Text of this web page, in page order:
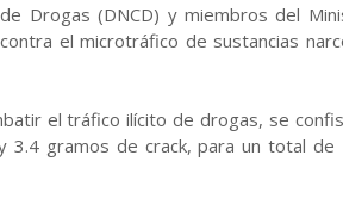
Drogas (DNCD) y miembros del
el microtráfico de sustancias
el tráfico ilícito de drogas, se
3.4 gramos de crack, para un total de